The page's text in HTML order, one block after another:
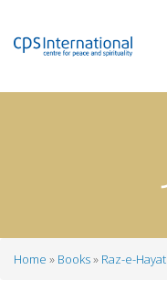
Home Books Raz-e-Hayat